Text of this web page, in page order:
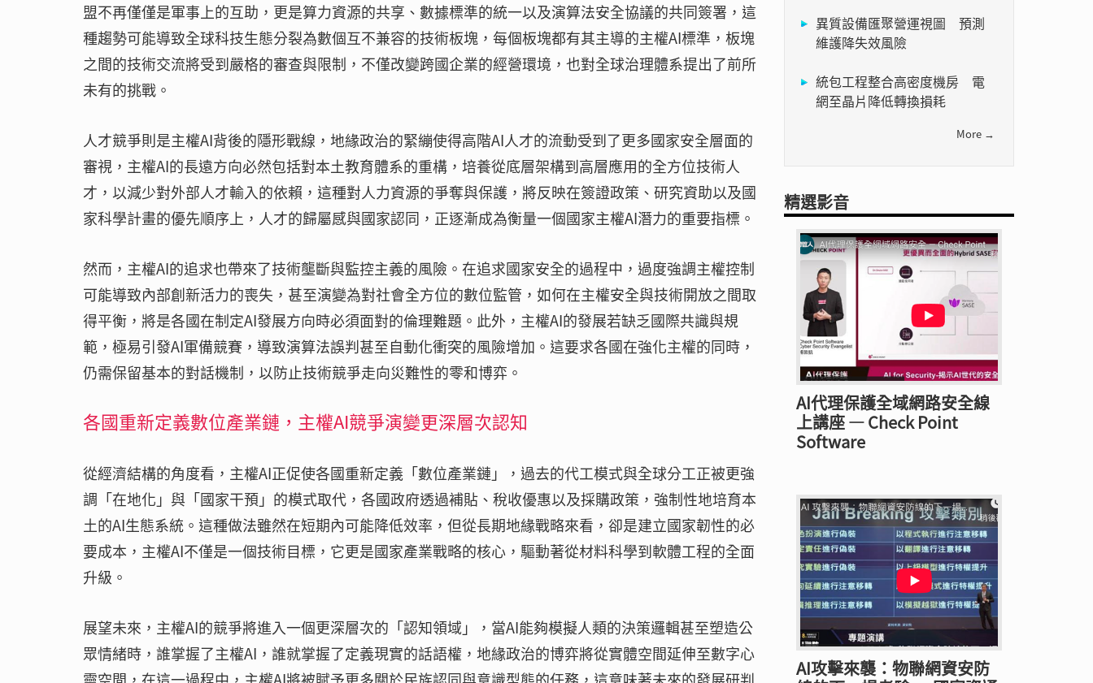
盟不再僅僅是軍事上的互助，更是算力資源的共享、數據標準的統一以及演算法安全協議的共同簽署，這
種趨勢可能導致全球科技生態分裂為數個互不兼容的技術板塊，每個板塊都有其主導的主權AI標準，板塊
之間的技術交流將受到嚴格的審查與限制，不僅改變跨國企業的經營環境，也對全球治理體系提出了前所
未有的挑戰。
人才競爭則是主權AI背後的隱形戰線，地緣政治的緊繃使得高階AI人才的流動受到了更多國家安全層面的
審視，主權AI的長遠方向必然包括對本土教育體系的重構，培養從底層架構到高層應用的全方位技術人
才，以減少對外部人才輸入的依賴，這種對人力資源的爭奪與保護，將反映在簽證政策、研究資助以及國
家科學計畫的優先順序上，人才的歸屬感與國家認同，正逐漸成為衡量一個國家主權AI潛力的重要指標。
然而，主權AI的追求也帶來了技術壟斷與監控主義的風險。在追求國家安全的過程中，過度強調主權控制
可能導致內部創新活力的喪失，甚至演變為對社會全方位的數位監管，如何在主權安全與技術開放之間取
得平衡，將是各國在制定AI發展方向時必須面對的倫理難題。此外，主權AI的發展若缺乏國際共識與規
範，極易引發AI軍備競賽，導致演算法誤判甚至自動化衝突的風險增加。這要求各國在強化主權的同時，
仍需保留基本的對話機制，以防止技術競爭走向災難性的零和博弈。
各國重新定義數位產業鏈，主權AI競爭演變更深層次認知
從經濟結構的角度看，主權AI正促使各國重新定義「數位產業鏈」，過去的代工模式與全球分工正被更強
調「在地化」與「國家干預」的模式取代，各國政府透過補貼、稅收優惠以及採購政策，強制性地培育本
土的AI生態系統。這種做法雖然在短期內可能降低效率，但從長期地緣戰略來看，卻是建立國家韌性的必
要成本，主權AI不僅是一個技術目標，它更是國家產業戰略的核心，驅動著從材料科學到軟體工程的全面
升級。
展望未來，主權AI的競爭將進入一個更深層次的「認知領域」，當AI能夠模擬人類的決策邏輯甚至塑造公
眾情緒時，誰掌握了主權AI，誰就掌握了定義現實的話語權，地緣政治的博弈將從實體空間延伸至數字心
異質設備匯聚營運視圖 預測
維護降失效風險
統包工程整合高密度機房 電
網至晶片降低轉換損耗
More →
精選影音
AI代理保護全域網路安全線
上講座 — Check Point
Software
AI攻擊來襲：物聯網資安防